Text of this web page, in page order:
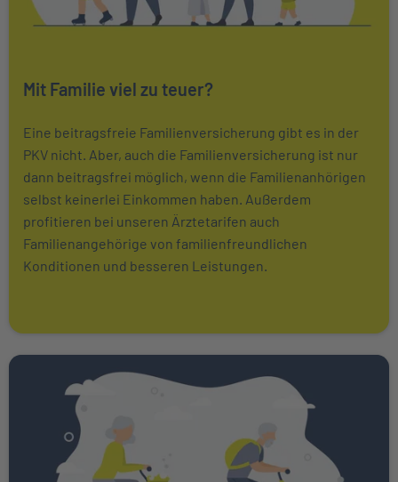
Mit Familie viel zu teuer?
Eine beitragsfreie Familienversicherung gibt es in der
PKV nicht. Aber, auch die Familienversicherung ist nur
dann beitragsfrei möglich, wenn die Familienanhörigen
selbst keinerlei Einkommen haben. Außerdem
profitieren bei unseren Ärztetarifen auch
Familienangehörige von familienfreundlichen
Konditionen und besseren Leistungen.